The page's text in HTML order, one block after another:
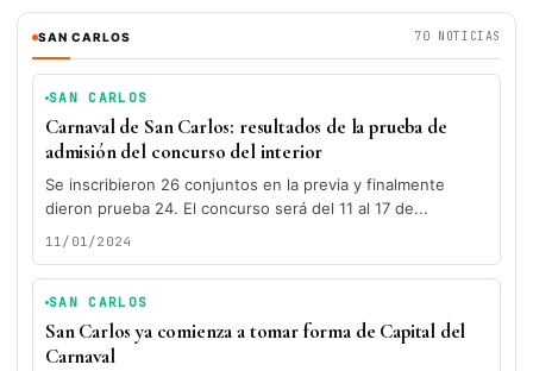
SAN CARLOS 70 NOTICIAS
SAN CARLOS
Carnaval de San Carlos: resultados de la prueba de
admisión del concurso del interior
Se inscribieron 26 conjuntos en la previa y finalmente
dieron prueba 24. El concurso será del 11 al 17 de...
11/01/2024
SAN CARLOS
San Carlos ya comienza a tomar forma de Capital del
Carnaval